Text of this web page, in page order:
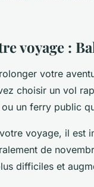
voyage :
votre
choisir un vol
un ferry public
voyage, il est
de
difficiles et